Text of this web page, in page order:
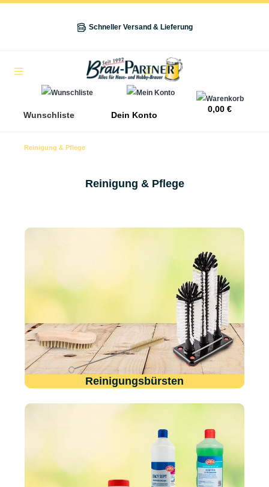
Schneller Versand & Lieferung
Wunschliste Dein Konto
0,00 €
Reinigung & Pflege
Reinigung & Pflege
Reinigungsbürsten